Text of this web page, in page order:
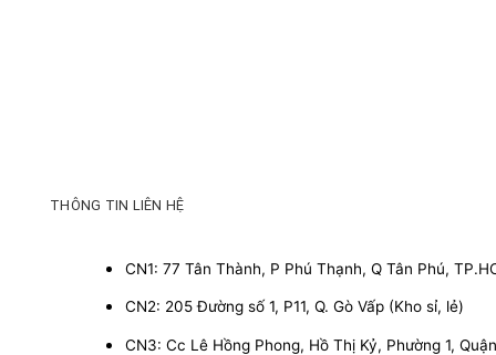
THÔNG TIN LIÊN HỆ
CN1: 77 Tân Thành, P Phú Thạnh, Q Tân Phú,
CN2: 205 Đường số 1, P11, Q. Gò Vấp (Kho sỉ, lẻ)
CN3: Cc Lê Hồng Phong, Hồ Thị Kỷ, Phường 1,